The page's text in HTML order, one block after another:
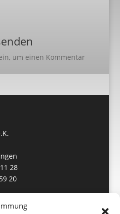
um einen Kommentar
28
20